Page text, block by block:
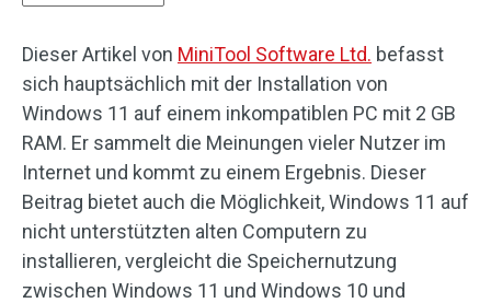
Dieser Artikel von MiniTool Software Ltd. befasst
sich hauptsächlich mit der Installation von
Windows 11 auf einem inkompatiblen PC mit 2 GB
RAM. Er sammelt die Meinungen vieler Nutzer im
Internet und kommt zu einem Ergebnis. Dieser
Beitrag bietet auch die Möglichkeit, Windows 11 auf
nicht unterstützten alten Computern zu
installieren, vergleicht die Speichernutzung
zwischen Windows 11 und Windows 10 und